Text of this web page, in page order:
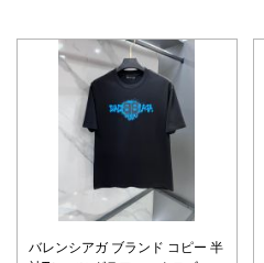
バレンシアガ ブランド コピー 半